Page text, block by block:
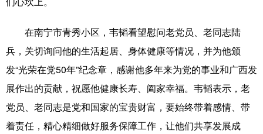
辽宁
浙江 安徽 福建 江西
山东 河南 湖北 湖南
广东 广西 海南 重庆
四川 贵州 云南 西藏
陕西 甘肃 青海 宁夏
在南宁市青秀小区，韦韬看望慰问老党员、老同志陆
兵，关切询问他的生活起居、身体健康等情况，并为他颁
发“光荣在党50年”纪念章，感谢他多年来为党的事业和广西发
展作出的贡献，祝愿他健康长寿、阖家幸福。韦韬表示，老
党员、老同志是党和国家的宝贵财富，要始终带着感情、带
着责任，精心精细做好服务保障工作，让他们共享发展成